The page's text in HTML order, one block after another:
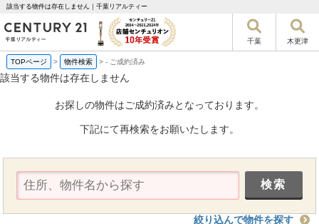
該当する物件は存在しません｜千葉リアルティー
千葉 木更津
TOPページ > 物件検索 >- ご成約済み
該当する物件は存在しません
お探しの物件はご成約済みとなっております。
下記にて再検索をお願いたします。
絞り込んで物件を探す